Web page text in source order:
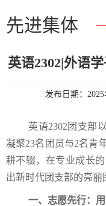
先进集体
英语2302|外语
发布日期：2025
英语2302团支部
凝聚23名团员与2名青
耕不辍，在专业成长
出新时代团支部的亮丽
一、志愿先行：